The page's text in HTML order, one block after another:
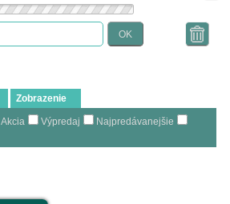
OK
Zobrazenie
Akcia Výpredaj
Najpredávanejšie